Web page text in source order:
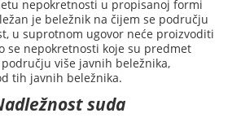
nepokretnosti u propisanoj formi
je beležnik na čijem se području
u suprotnom ugovor neće proizvoditi
se nepokretnosti koje su predmet
više javnih beležnika,
tih javnih beležnika.
suda